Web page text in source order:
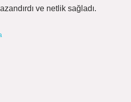
ve netlik sağladı.